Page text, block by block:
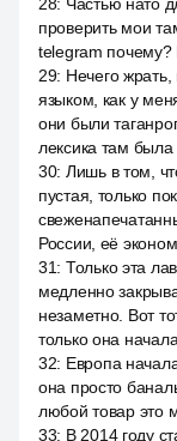
проверить мои
telegram почему?
29: Нечего
языком, как у
они были
лексика там
30: Лишь в том,
пустая, только
России, её
31: Только эта
медленно
незаметно. Вот
только она
32: Европа
она просто
любой товар это
33: В 2014 году